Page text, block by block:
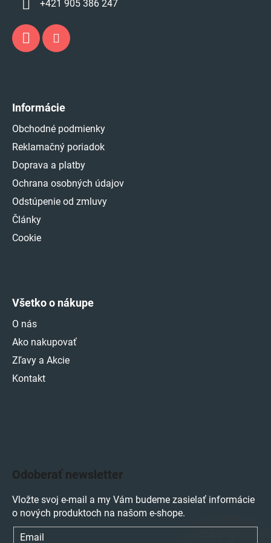
+421 905 386 247
Informácie
Obchodné podmienky
Reklamačný poriadok
Doprava a platby
Ochrana osobných údajov
Odstúpenie od zmluvy
Články
Cookie
Všetko o nákupe
O nás
Ako nakupovať
Zľavy a Akcie
Kontakt
Odoberať newsletter
Vložte svoj e-mail a my Vám budeme zasielať informácie
o nových produktoch na našom e-shope.
Email